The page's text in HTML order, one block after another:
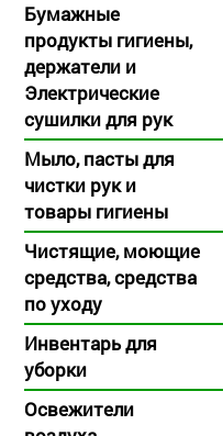
Бумажные
продукты гигиены,
держатели и
Электрические
сушилки для рук
Мыло, пасты для
чистки рук и
товары гигиены
Чистящие, моющие
средства, средства
по уходу
Инвентарь для
уборки
Освежители